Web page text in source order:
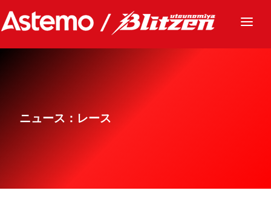
ニュース
グッズ
ニュース：レース